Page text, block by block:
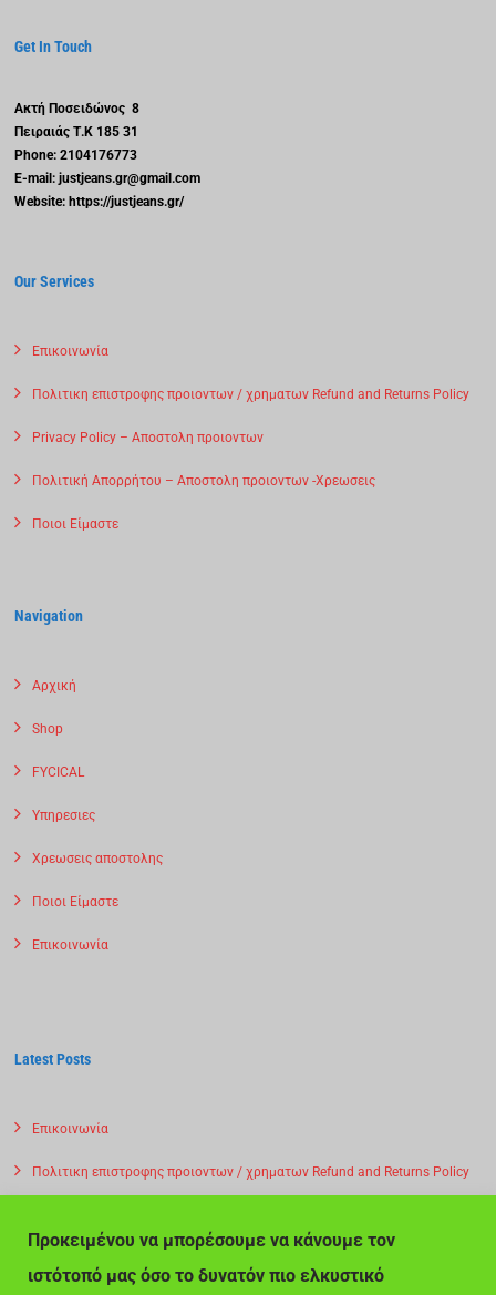
Get In Touch
Ακτή Ποσειδώνος 8
Πειραιάς Τ.Κ 185 31
Phone: 2104176773
E-mail: justjeans.gr@gmail.com
Website: https://justjeans.gr/
Our Services
Επικοινωνία
Πολιτικη επιστροφης προιοντων / χρηματων Refund and Returns Policy
Privacy Policy – Αποστολη προιοντων
Πολιτική Απορρήτου – Αποστολη προιοντων -Χρεωσεις
Ποιοι Είμαστε
Navigation
Αρχική
Shop
FYCICAL
Υπηρεσιες
Χρεωσεις αποστολης
Ποιοι Είμαστε
Επικοινωνία
Latest Posts
Επικοινωνία
Πολιτικη επιστροφης προιοντων / χρηματων Refund and Returns Policy
Προκειμένου να μπορέσουμε να κάνουμε τον
ιστότοπό μας όσο το δυνατόν πιο ελκυστικό